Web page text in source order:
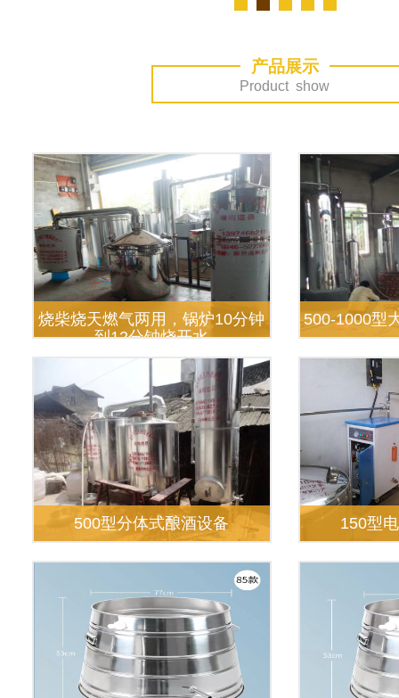
产品展示
Product show
烧柴烧天燃气两用，锅炉10分钟
到12分钟烧开水
500-1000型
500型分体式酿酒设备 150型